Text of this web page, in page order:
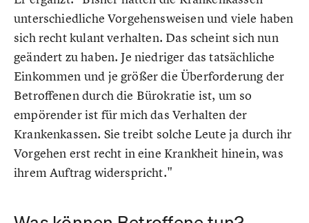
unterschiedliche Vorgehensweisen und viele haben
sich recht kulant verhalten. Das scheint sich nun
geändert zu haben. Je niedriger das tatsächliche
Einkommen und je größer die Überforderung der
Betroffenen durch die Bürokratie ist, um so
empörender ist für mich das Verhalten der
Krankenkassen. Sie treibt solche Leute ja durch ihr
Vorgehen erst recht in eine Krankheit hinein, was
ihrem Auftrag widerspricht."